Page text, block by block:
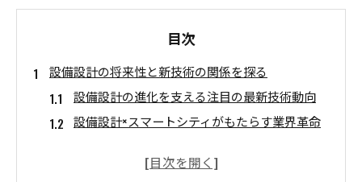
目次
設備設計の将来性と新技術の関係を探る
設備設計の進化を支える注目の最新技術動向
設備設計×スマートシティがもたらす業界革命